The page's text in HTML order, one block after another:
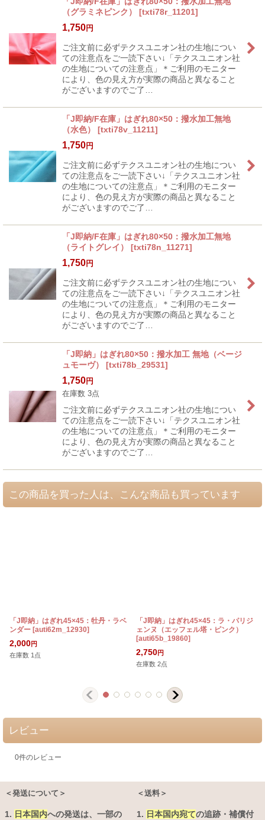
（グラミネピンク）
[txti78r_11201]
1,750円
ご注文前に必ずテクスユニオン社の生地につい
ての注意点をご一読下さい↓「テクスユニオン社
の生地についての注意点」＊ご利用のモニター
により、色の見え方が実際の商品と異なること
がございますのでご了…
「J即納/F在庫」はぎれ80×50：撥水加工無地
（水色）
[txti78v_11211]
1,750円
ご注文前に必ずテクスユニオン社の生地につい
ての注意点をご一読下さい↓「テクスユニオン社
の生地についての注意点」＊ご利用のモニター
により、色の見え方が実際の商品と異なること
がございますのでご了…
「J即納/F在庫」はぎれ80×50：撥水加工無地
（ライトグレイ）
[txti78n_11271]
1,750円
ご注文前に必ずテクスユニオン社の生地につい
ての注意点をご一読下さい↓「テクスユニオン社
の生地についての注意点」＊ご利用のモニター
により、色の見え方が実際の商品と異なること
がございますのでご了…
「J即納」はぎれ80×50：撥水加工 無地（ベージ
ュモーヴ）
[txti78b_29531]
1,750円
在庫数 3点
ご注文前に必ずテクスユニオン社の生地につい
ての注意点をご一読下さい↓「テクスユニオン社
の生地についての注意点」＊ご利用のモニター
により、色の見え方が実際の商品と異なること
がございますのでご了…
この商品を買った人は、こんな商品も買っています
「J即納」はぎれ45×45：牡丹・ラベ
ンダー [auti62m_12930]
2,000円
在庫数 1点
「J即納」はぎれ45×45：ラ・パリジ
ェンヌ（エッフェル塔・ピンク）
[auti65b_19860]
2,750円
在庫数 2点
レビュー
0件のレビュー
＜発送について＞
1. 日本国内への発送は、 一部の
＜送料＞
1. 日本国内宛ての追跡・補償付